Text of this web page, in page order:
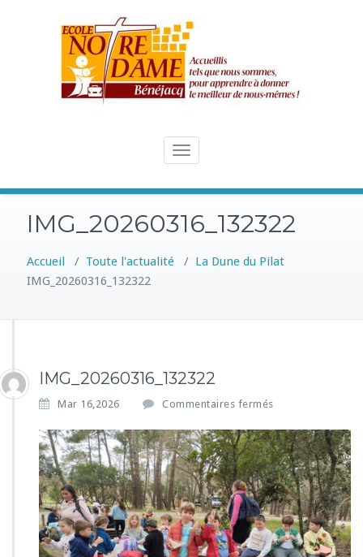
Toggle
IMG_20260316_132322
Accueil / Toute l'actualité / La Dune du Pilat
IMG_20260316_132322
IMG_20260316_132322
Mar 16,2026 Commentaires fermés
r
I
M
G
_
2
0
2